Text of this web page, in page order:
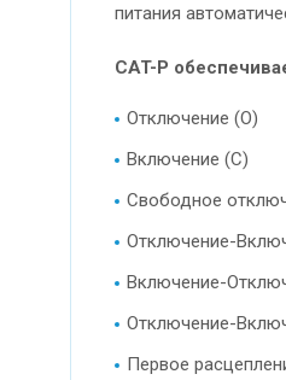
питания
CAT-Р
Отключение (O)
Включение (C)
Свободное
Отключение-
Включение-
Отключение-
Первое